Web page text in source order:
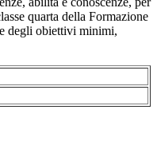
quarta della Formazione
degli obiettivi minimi,